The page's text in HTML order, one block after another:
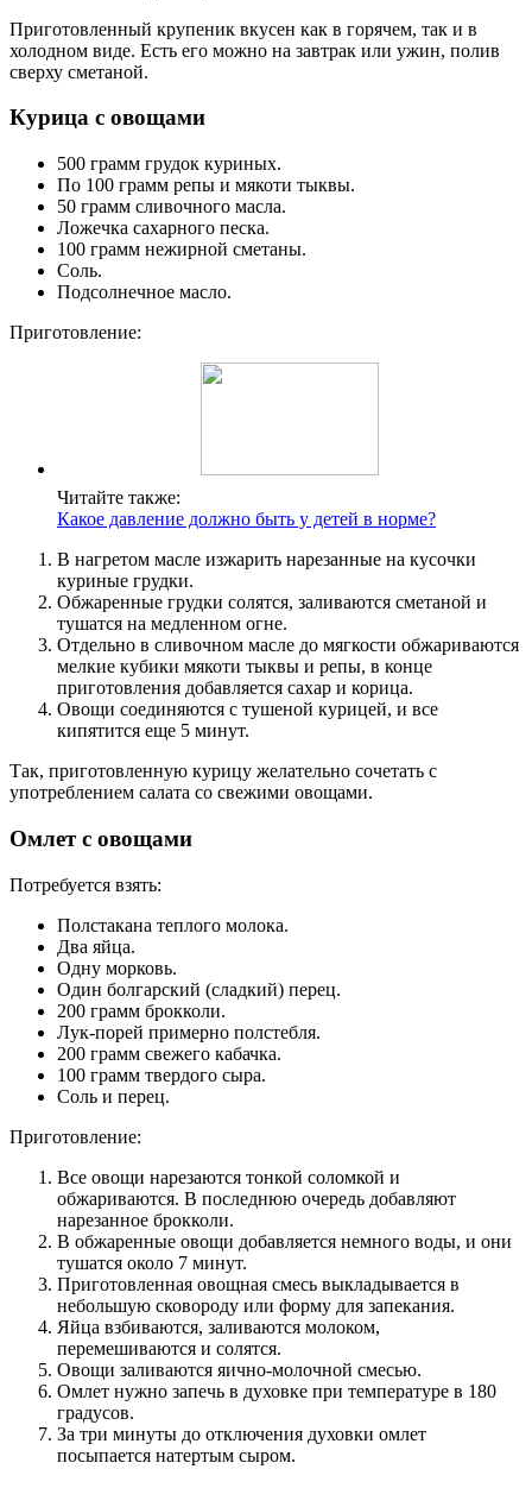
Приготовленный крупеник вкусен как в горячем, так и в
холодном виде. Есть его можно на завтрак или ужин, полив
сверху сметаной.
Курица с овощами
500 грамм грудок куриных.
По 100 грамм репы и мякоти тыквы.
50 грамм сливочного масла.
Ложечка сахарного песка.
100 грамм нежирной сметаны.
Соль.
Подсолнечное масло.
Приготовление:
Читайте также:
Какое давление должно быть у детей в норме?
В нагретом масле изжарить нарезанные на кусочки
куриные грудки.
Обжаренные грудки солятся, заливаются сметаной и
тушатся на медленном огне.
Отдельно в сливочном масле до мягкости обжариваются
мелкие кубики мякоти тыквы и репы, в конце
приготовления добавляется сахар и корица.
Овощи соединяются с тушеной курицей, и все
кипятится еще 5 минут.
Так, приготовленную курицу желательно сочетать с
употреблением салата со свежими овощами.
Омлет с овощами
Потребуется взять:
Полстакана теплого молока.
Два яйца.
Одну морковь.
Один болгарский (сладкий) перец.
200 грамм брокколи.
Лук-порей примерно полстебля.
200 грамм свежего кабачка.
100 грамм твердого сыра.
Соль и перец.
Приготовление:
Все овощи нарезаются тонкой соломкой и
обжариваются. В последнюю очередь добавляют
нарезанное брокколи.
В обжаренные овощи добавляется немного воды, и они
тушатся около 7 минут.
Приготовленная овощная смесь выкладывается в
небольшую сковороду или форму для запекания.
Яйца взбиваются, заливаются молоком,
перемешиваются и солятся.
Овощи заливаются яично-молочной смесью.
Омлет нужно запечь в духовке при температуре в 180
градусов.
За три минуты до отключения духовки омлет
посыпается натертым сыром.